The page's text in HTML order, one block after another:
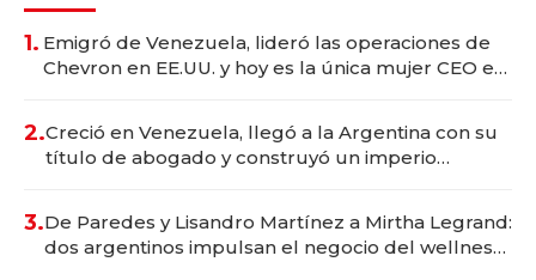
1. Emigró de Venezuela, lideró las operaciones de
Chevron en EE.UU. y hoy es la única mujer CEO en
2.Creció en Venezuela, llegó a la Argentina con su
título de abogado y construyó un imperio
3.De Paredes y Lisandro Martínez a Mirtha Legrand:
dos argentinos impulsan el negocio del wellness